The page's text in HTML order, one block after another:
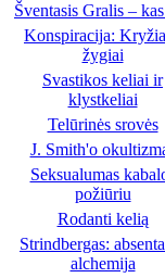
Šventasis Gralis –
Konspiracija:
žygiai
Svastikos keliai ir
klystkeliai
Telūrinės srovės
J. Smith'o
Seksualumas
požiūriu
Rodanti kelią
Strindbergas:
alchemija